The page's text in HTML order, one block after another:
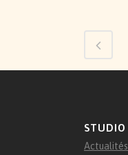
STUDIO
Actualités